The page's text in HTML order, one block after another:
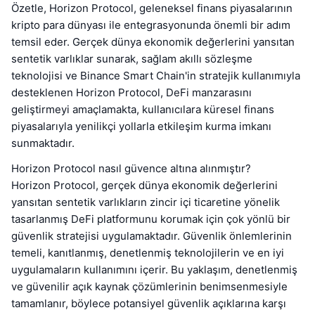
Özetle, Horizon Protocol, geleneksel finans piyasalarının
kripto para dünyası ile entegrasyonunda önemli bir adım
temsil eder. Gerçek dünya ekonomik değerlerini yansıtan
sentetik varlıklar sunarak, sağlam akıllı sözleşme
teknolojisi ve Binance Smart Chain'in stratejik kullanımıyla
desteklenen Horizon Protocol, DeFi manzarasını
geliştirmeyi amaçlamakta, kullanıcılara küresel finans
piyasalarıyla yenilikçi yollarla etkileşim kurma imkanı
sunmaktadır.
Horizon Protocol nasıl güvence altına alınmıştır?
Horizon Protocol, gerçek dünya ekonomik değerlerini
yansıtan sentetik varlıkların zincir içi ticaretine yönelik
tasarlanmış DeFi platformunu korumak için çok yönlü bir
güvenlik stratejisi uygulamaktadır. Güvenlik önlemlerinin
temeli, kanıtlanmış, denetlenmiş teknolojilerin ve en iyi
uygulamaların kullanımını içerir. Bu yaklaşım, denetlenmiş
ve güvenilir açık kaynak çözümlerinin benimsenmesiyle
tamamlanır, böylece potansiyel güvenlik açıklarına karşı